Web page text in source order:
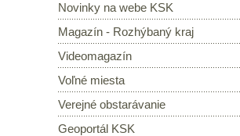
Novinky na webe KSK
Magazín - Rozhýbaný kraj
Videomagazín
Voľné miesta
Verejné obstarávanie
Geoportál KSK